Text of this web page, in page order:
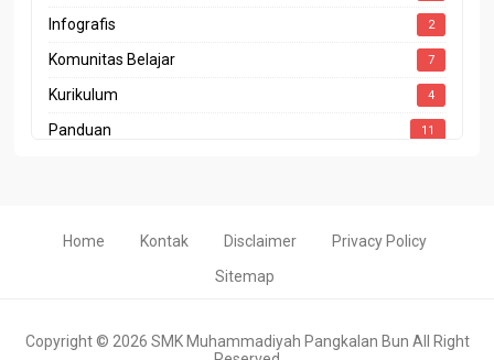
Infografis 2
Komunitas Belajar 7
Kurikulum 4
Panduan 11
Program Sekolah
Home Kontak Disclaimer
Privacy Policy
Sitemap
Copyright © 2026 SMK Muhammadiyah Pangkalan Bun All Right